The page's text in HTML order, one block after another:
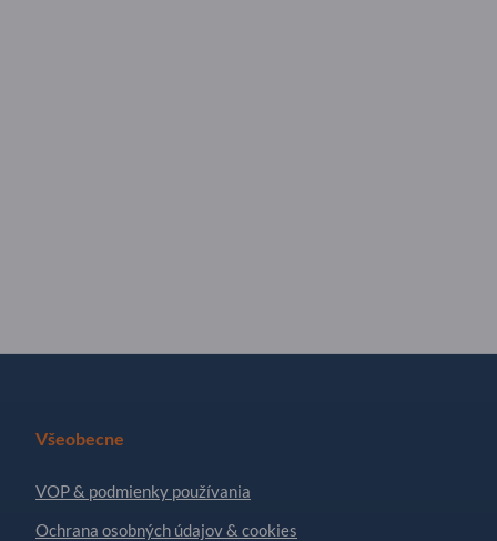
Všeobecne
VOP & podmienky používania
Ochrana osobných údajov & cookies